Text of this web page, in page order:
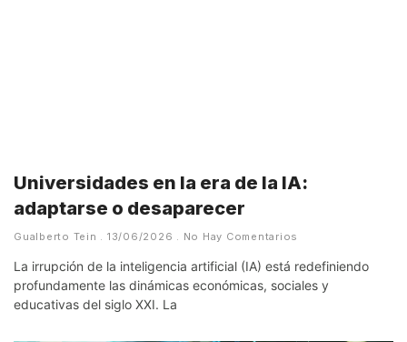
Universidades en la era de la IA:
adaptarse o desaparecer
Gualberto Tein 13/06/2026 No Hay Comentarios
La irrupción de la inteligencia artificial (IA) está redefiniendo
profundamente las dinámicas económicas, sociales y
educativas del siglo XXI. La